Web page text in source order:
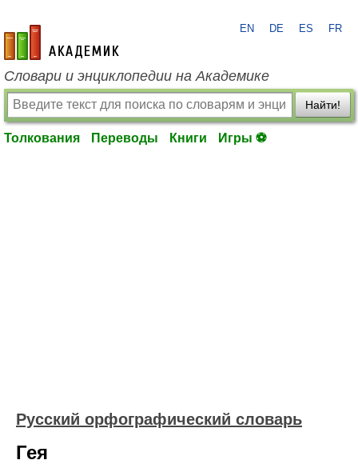
academic.ru
EN DE ES FR
Словари и энциклопедии на Академике
Найти!
Толкования Переводы Книги Игры ⚽
Русский орфографический словарь
Гея